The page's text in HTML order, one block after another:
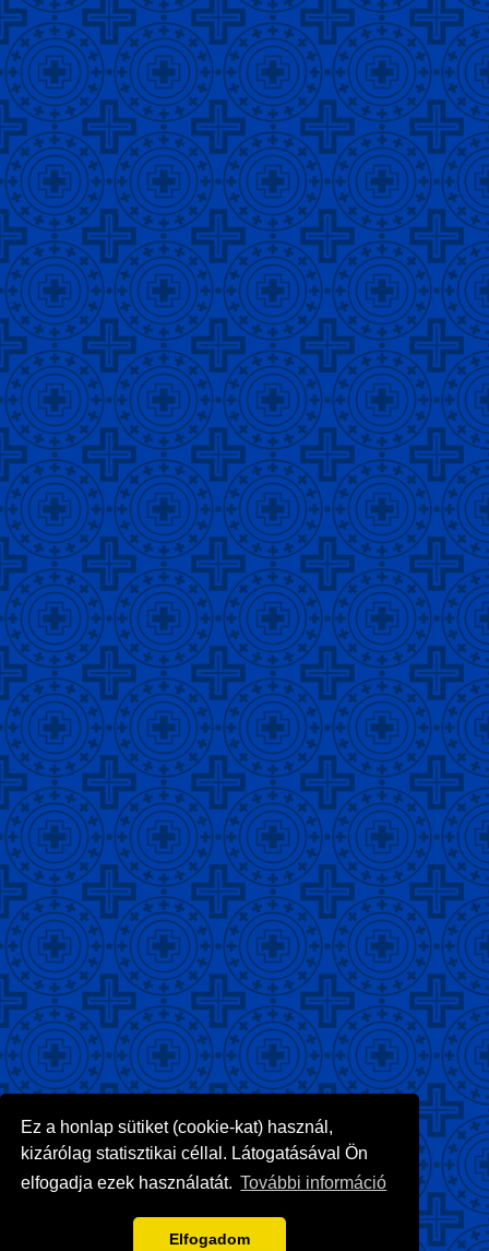
Ez a honlap sütiket (cookie-kat) használ,
kizárólag statisztikai céllal. Látogatásával Ön
elfogadja ezek használatát. További információ
Elfogadom